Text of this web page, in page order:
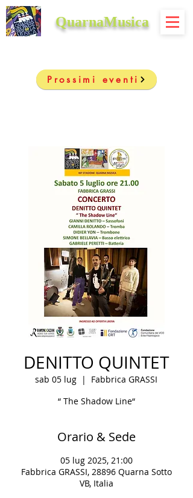
QuarnaMusica
Prossimi eventi
DENITTO QUINTET
sab 05 lug
  |
Fabbrica GRASSI
“ The Shadow Line“
Orario & Sede
05 lug 2025, 21:00
Fabbrica GRASSI, 28896 Quarna Sotto
VB, Italia